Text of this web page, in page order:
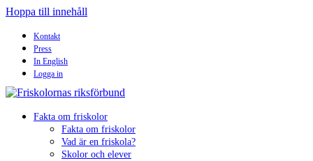
Hoppa till innehåll
Kontakt
Press
In English
Logga in
Fakta om friskolor
Fakta om friskolor
Vad är en friskola?
Skolor och elever